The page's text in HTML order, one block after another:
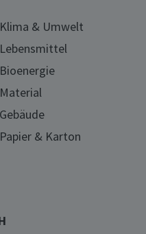
Klima & Umwelt
Lebensmittel
Bioenergie
Material
Gebäude
Papier & Karton